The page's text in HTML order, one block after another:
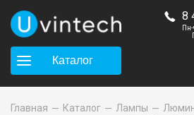
8
Каталог
Главная Каталог Лампы